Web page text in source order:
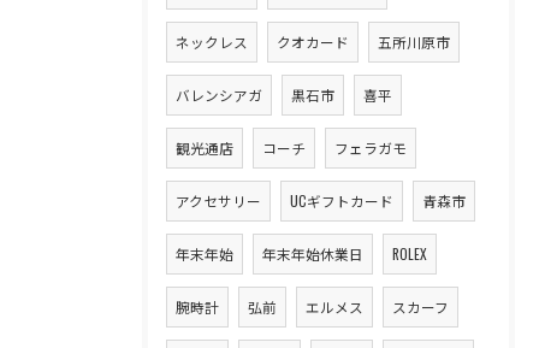
ネックレス クオカード 五所川原市
バレンシアガ 黒石市 喜平
観光通店 コーチ フェラガモ
アクセサリー UCギフトカード 青森市
年末年始 年末年始休業日 ROLEX
腕時計 弘前 エルメス スカーフ